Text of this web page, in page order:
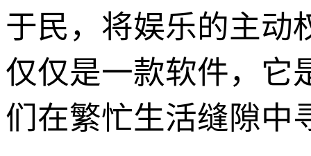
于民，将娱乐的主动
仅仅是一款软件，它
们在繁忙生活缝隙中